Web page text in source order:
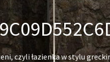
czyli łazienka w stylu